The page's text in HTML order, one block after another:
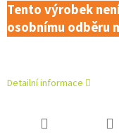
Tento výrobek
osobnímu odběru
Detailní informace